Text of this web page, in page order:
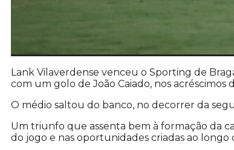
Lank Vilaverdense venceu o Sporting de
com um golo de João Caiado, nos acréscimos
O médio saltou do banco, no decorrer da
Um triunfo que assenta bem à formação da
do jogo e nas oportunidades criadas ao longo